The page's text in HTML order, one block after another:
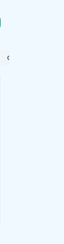
ORAC ↓